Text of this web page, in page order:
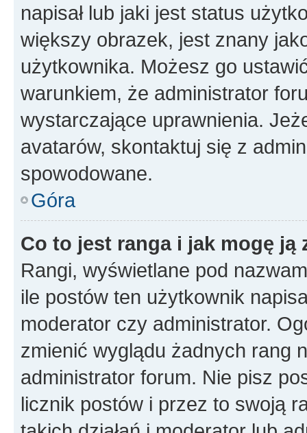
napisał lub jaki jest status
większy obrazek, jest znany
użytkownika. Możesz go
warunkiem, że administrator
wystarczające uprawnienia.
avatarów, skontaktuj się z
spowodowane.
Góra
Co to jest ranga i jak mogę ją
Rangi, wyświetlane pod
ile postów ten użytkownik
moderator czy administrator.
zmienić wyglądu żadnych rang
administrator forum. Nie pisz
licznik postów i przez to swoją